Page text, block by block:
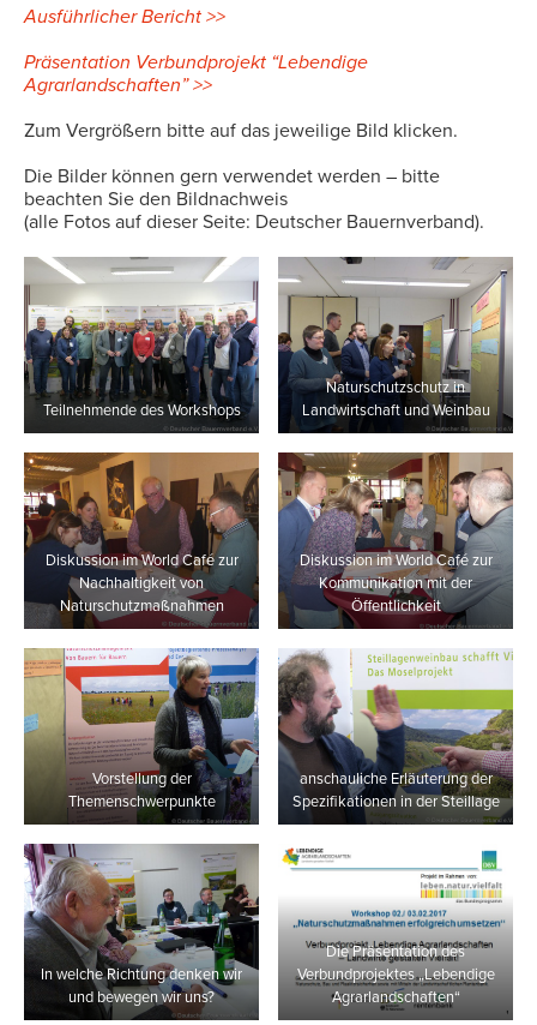
Ausführlicher Bericht >>
Präsentation Verbundprojekt “Lebendige
Agrarlandschaften” >>
Zum Vergrößern bitte auf das jeweilige Bild klicken.
Die Bilder können gern verwendet werden – bitte
beachten Sie den Bildnachweis
(alle Fotos auf dieser Seite: Deutscher Bauernverband).
Teilnehmende des Workshops
Naturschutzschutz in
Landwirtschaft und Weinbau
Diskussion im World Café zur
Nachhaltigkeit von
Naturschutzmaßnahmen
Diskussion im World Café zur
Kommunikation mit der
Öffentlichkeit
Vorstellung der
Themenschwerpunkte
anschauliche Erläuterung der
Spezifikationen in der Steillage
In welche Richtung denken wir
und bewegen wir uns?
Die Präsentation des
Verbundprojektes „Lebendige
Agrarlandschaften“